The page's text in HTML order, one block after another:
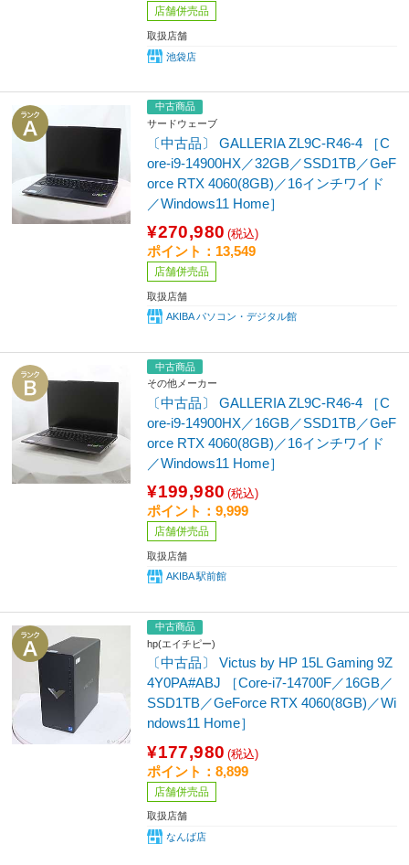
店舗併売品
取扱店舗
池袋店
中古商品
サードウェーブ
〔中古品〕 GALLERIA ZL9C-R46-4 ［C
ore-i9-14900HX／32GB／SSD1TB／GeF
orce RTX 4060(8GB)／16インチワイド
／Windows11 Home］
¥270,980 (税込)
ポイント：13,549
店舗併売品
取扱店舗
AKIBA パソコン・デジタル館
中古商品
その他メーカー
〔中古品〕 GALLERIA ZL9C-R46-4 ［C
ore-i9-14900HX／16GB／SSD1TB／GeF
orce RTX 4060(8GB)／16インチワイド
／Windows11 Home］
¥199,980 (税込)
ポイント：9,999
店舗併売品
取扱店舗
AKIBA 駅前館
中古商品
hp(エイチピー)
〔中古品〕 Victus by HP 15L Gaming 9Z
4Y0PA#ABJ ［Core-i7-14700F／16GB／
SSD1TB／GeForce RTX 4060(8GB)／Wi
ndows11 Home］
¥177,980 (税込)
ポイント：8,899
店舗併売品
取扱店舗
なんば店